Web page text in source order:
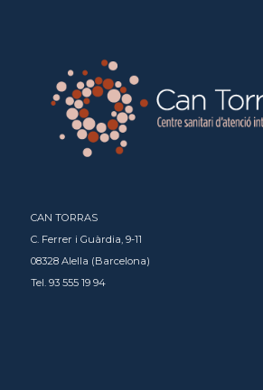
CAN TORRAS
C. Ferrer i Guàrdia, 9-11
08328 Alella (Barcelona)
Tel. 93 555 19 94